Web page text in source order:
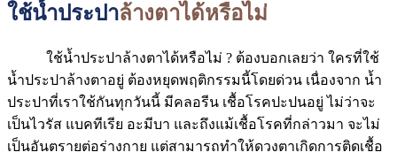
ใช้น้ำประปาล้างตาได้หรือไม่
ใช้น้ำประปาล้างตาได้หรือไม่ ? ต้องบอกเลยว่า ใครที่ใช้
น้ำประปาล้างตาอยู่ ต้องหยุดพฤติกรรมนี้โดยด่วน เนื่องจาก น้ำ
ประปาที่เราใช้กันทุกวันนี้ มีคลอรีน เชื้อโรคปะปนอยู่ ไม่ว่าจะ
เป็นไวรัส แบคทีเรีย อะมีบา และถึงแม้เชื้อโรคที่กล่าวมา จะไม่
เป็นอันตรายต่อร่างกาย แต่สามารถทำให้ดวงตาเกิดการติดเชื้อ